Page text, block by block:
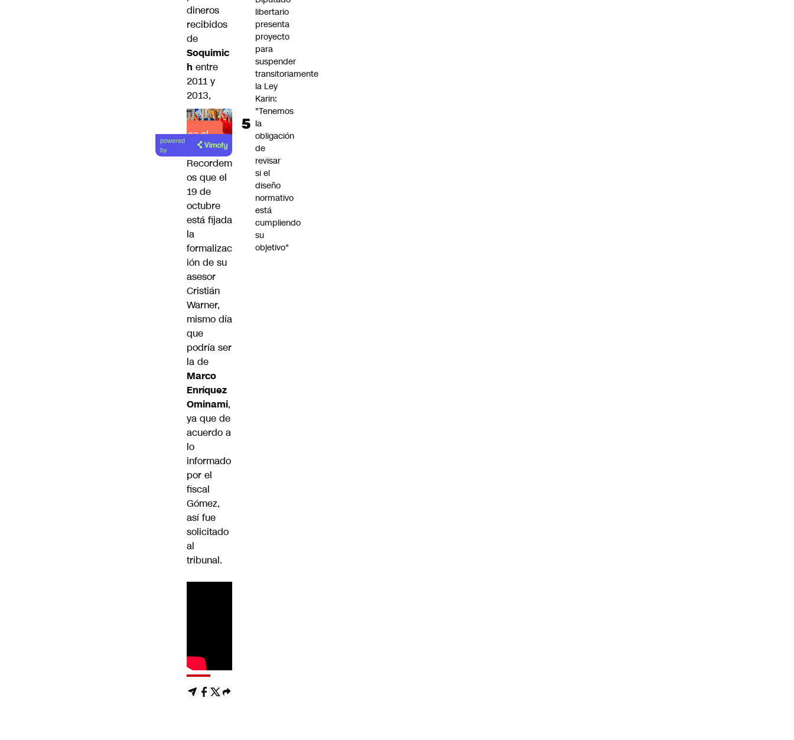
dineros
recibidos
de
Soquimic
h entre
2011 y
2013,
Lea el
artículo
powered
by
Recordem
os que el
19 de
octubre
está fijada
la
formalizac
ión de su
asesor
Cristián
Warner,
mismo día
que
podría ser
la de
Marco
Enríquez
Ominami,
ya que de
acuerdo a
lo
informado
por el
fiscal
Gómez,
así fue
solicitado
al
tribunal.
libertario
presenta
proyecto
para
suspender
transitoriamente
la Ley
Karin:
"Tenemos
la
obligación
de
revisar
si el
diseño
normativo
está
cumpliendo
su
objetivo"